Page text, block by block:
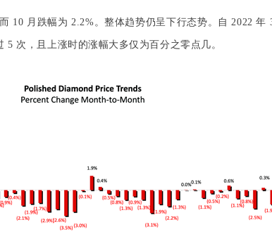
10 月跌幅为 2.2%。整体趋势仍呈下行态势。自 2022 年
5 次，且上涨时的涨幅大多仅为百分之零点几。